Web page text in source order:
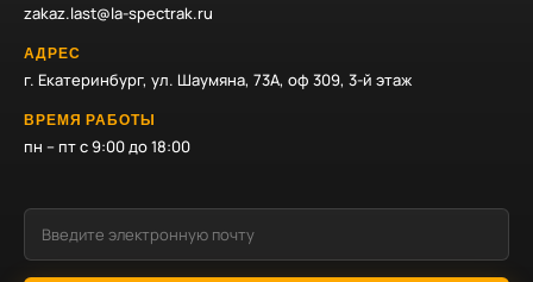
zakaz.last@la-spectrak.ru
АДРЕС
г. Екатеринбург, ул. Шаумяна, 73А, оф 309, 3-й этаж
ВРЕМЯ РАБОТЫ
пн – пт с 9:00 до 18:00